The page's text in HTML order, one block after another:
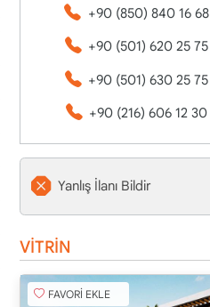
+90 (850) 840 16 68
+90 (501) 620 25 75
+90 (501) 630 25 75
+90 (216) 606 12 30
Yanlış İlanı Bildir
VİTRİN
FAVORİ EKLE